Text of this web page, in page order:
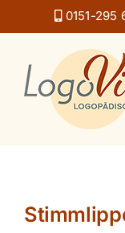
Inhalt
0151-295